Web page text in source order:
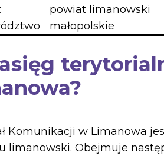
powiat limanowski
małopolskie
Komunikacji w Limanowa
limanowski. Obejmuje